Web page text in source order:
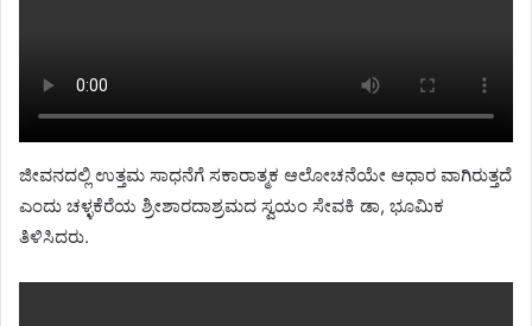
ಜೀವನದಲ್ಲಿ ಉತ್ತಮ ಸಾಧನೆಗೆ ಸಕಾರಾತ್ಮಕ ಆಲೋಚನೆಯೇ ಆಧಾರ ವಾಗಿರುತ್ತದೆ
ಎಂದು‌ ಚಳ್ಳಕೆರೆಯ ಶ್ರೀಶಾರದಾಶ್ರಮದ ಸ್ವಯಂ ಸೇವಕಿ ಡಾ, ಭೂಮಿಕ
ತಿಳಿಸಿದರು.